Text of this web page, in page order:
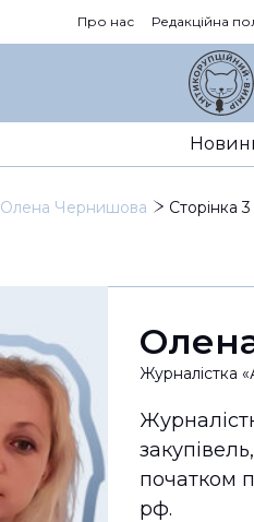
Про нас Редакційна
Олена Чернишова Сторінка 3
Журналістка
початком
рф.